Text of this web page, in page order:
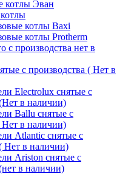
котлы Эван
котлы Baxi
котлы Protherm
с производства нет в
с производства ( Нет в
Electrolux снятые с
в наличии)
Ballu снятые с
Нет в наличии)
Atlantic снятые с
Нет в наличии)
Ariston снятые с
в наличии)